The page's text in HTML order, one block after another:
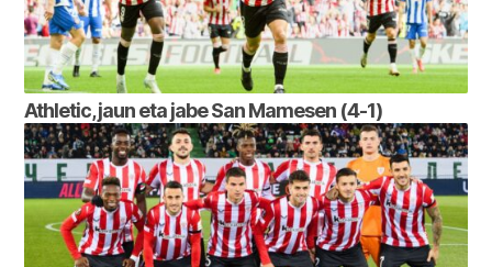
Athletic, jaun eta jabe San Mamesen (4-1)